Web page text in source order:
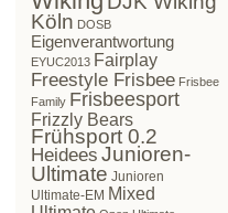
Köln DOSB
Eigenverantwortung
EYUC2013 Fairplay
Freestyle Frisbee Frisbee
Family Frisbeesport
Frizzly Bears
Frühsport 0.2
Heidees Junioren-
Ultimate Junioren
Ultimate-EM Mixed